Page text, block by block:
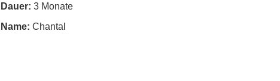
Dauer: 3 Monate
Name: Chantal